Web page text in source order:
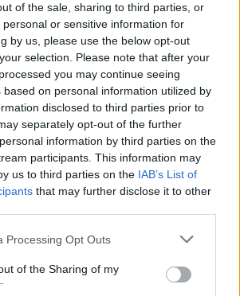
of the sale, sharing to third parties, or
or sensitive information for
by us, please use the below opt-out
selection. Please note that after your
you may continue seeing
based on personal information utilized by
disclosed to third parties prior to
separately opt-out of the further
information by third parties on the
participants. This information may
us to third parties on the IAB’s List of
that may further disclose it to other
Processing Opt Outs
of the Sharing of my
drebėjimą ir didžiausią
svajonę
patiesė
Sportas
Trijų setų dramą laimėjęs
Butvilas pateko į
pusfinalį